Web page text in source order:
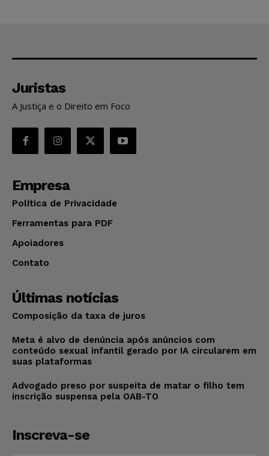
Juristas
A Justiça e o Direito em Foco
Empresa
Política de Privacidade
Ferramentas para PDF
Apoiadores
Contato
Últimas notícias
Composição da taxa de juros
Meta é alvo de denúncia após anúncios com
conteúdo sexual infantil gerado por IA circularem em
suas plataformas
Advogado preso por suspeita de matar o filho tem
inscrição suspensa pela OAB-TO
Inscreva-se